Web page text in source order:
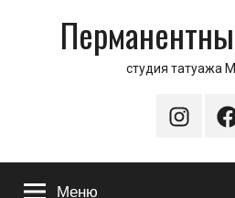
студия татуажа
Instagram
Меню